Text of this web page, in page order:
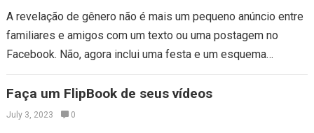
A revelação de gênero não é mais um pequeno anúncio entre
familiares e amigos com um texto ou uma postagem no
Facebook. Não, agora inclui uma festa e um esquema…
Faça um FlipBook de seus vídeos
July 3, 2023 0